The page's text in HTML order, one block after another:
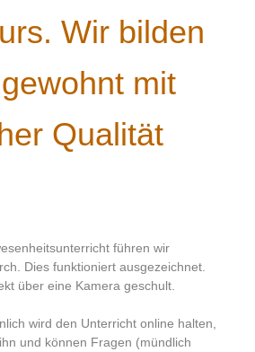
Wir bilden
mit
Qualität
führen wir
Dies funktioniert ausgezeichnet.
über eine Kamera geschult.
wird den Unterricht online halten,
und können Fragen (mündlich